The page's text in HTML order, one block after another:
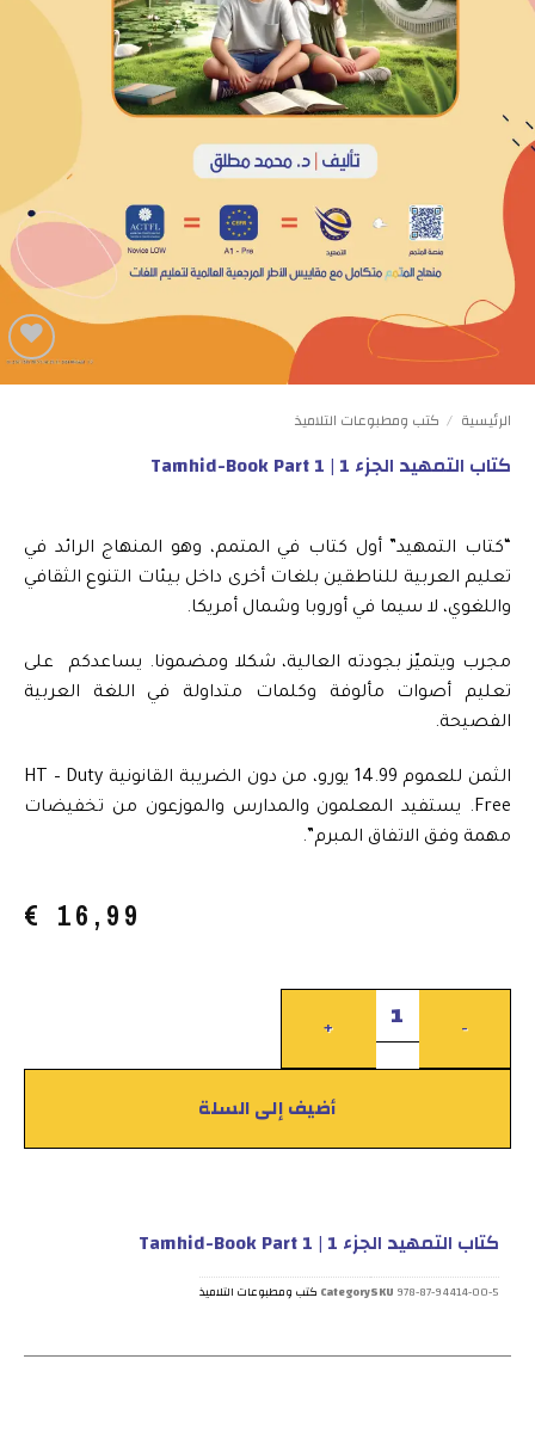
Add to
الرئيسية / كتب ومطبوعات التلاميذ
كتاب التمهيد الجزء 1 | Tamhid-Book Part 1
“كتاب التمهيد” أول كتاب في المتمم، وهو المنهاج الرائد في
تعليم العربية للناطقين بلغات أخرى داخل بيئات التنوع الثقافي
واللغوي، لا سيما في أوروبا وشمال أمريكا.
مجرب ويتميّز بجودته العالية، شكلا ومضمونا. يساعدكم على
تعليم أصوات مألوفة وكلمات متداولة في اللغة العربية
الفصيحة.
الثمن للعموم 14.99 يورو، من دون الضريبة القانونية HT – Duty
Free. يستفيد المعلمون والمدارس والموزعون من تخفيضات
مهمة وفق الاتفاق المبرم”.
€ 16,99
أضيف إلى السلة
كتاب التمهيد الجزء 1 | Tamhid-Book Part 1
SKU978-87-94414-00-5
Categoryكتب ومطبوعات التلاميذ